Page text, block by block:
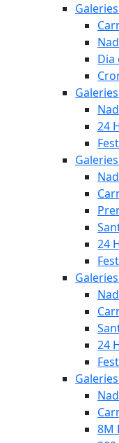
Dia
24
24
24
8M